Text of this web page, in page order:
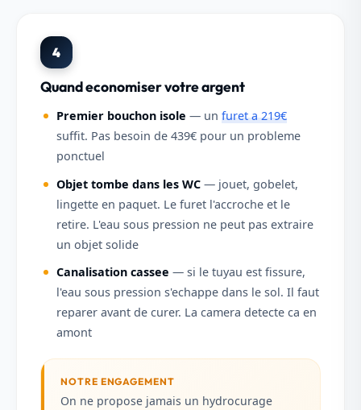
4
Quand economiser votre argent
Premier bouchon isole — un furet a 219€
suffit. Pas besoin de 439€ pour un probleme
ponctuel
Objet tombe dans les WC— jouet, gobelet,
lingette en paquet. Le furet l'accroche et le
retire. L'eau sous pression ne peut pas extraire
un objet solide
Canalisation cassee — si le tuyau est fissure,
l'eau sous pression s'echappe dans le sol. Il faut
reparer avant de curer. La camera detecte ca en
amont
NOTRE ENGAGEMENT
On ne propose jamais un hydrocurage